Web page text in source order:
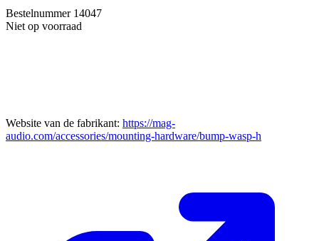
Bestelnummer 14047
Niet op voorraad
Website van de fabrikant: https://mag-
audio.com/accessories/mounting-hardware/bump-wasp-h